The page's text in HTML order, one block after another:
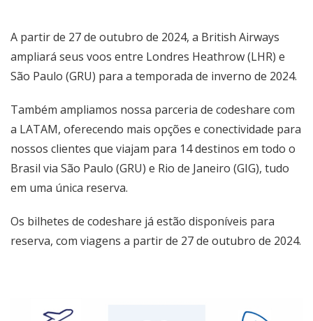
A partir de 27 de outubro de 2024, a British Airways
ampliará seus voos entre Londres Heathrow (LHR) e
São Paulo (GRU) para a temporada de inverno de 2024.
Também ampliamos nossa parceria de codeshare com
a LATAM, oferecendo mais opções e conectividade para
nossos clientes que viajam para 14 destinos em todo o
Brasil via São Paulo (GRU) e Rio de Janeiro (GIG), tudo
em uma única reserva.
Os bilhetes de codeshare já estão disponíveis para
reserva, com viagens a partir de 27 de outubro de 2024.